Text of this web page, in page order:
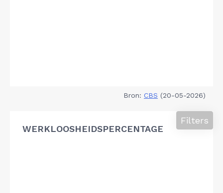
Bron: CBS (20-05-2026)
WERKLOOSHEIDSPERCENTAGE
Filters